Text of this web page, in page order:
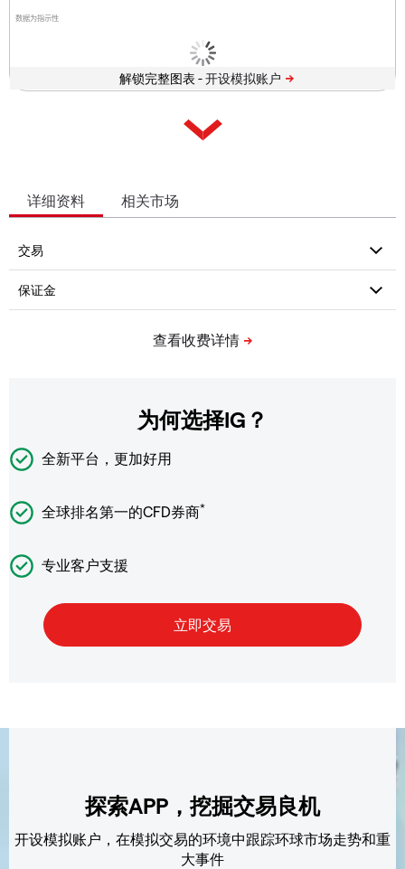
数据为指示性
解锁完整图表 -
详细资料 相关市场
为何选择IG？
全新平台，更加好用
全球排名第一的CFD券商*
专业客户支援
探索APP，挖掘交易良机
开设模拟账户，在模拟交易的环境中跟踪环球市场走势和重
大事件